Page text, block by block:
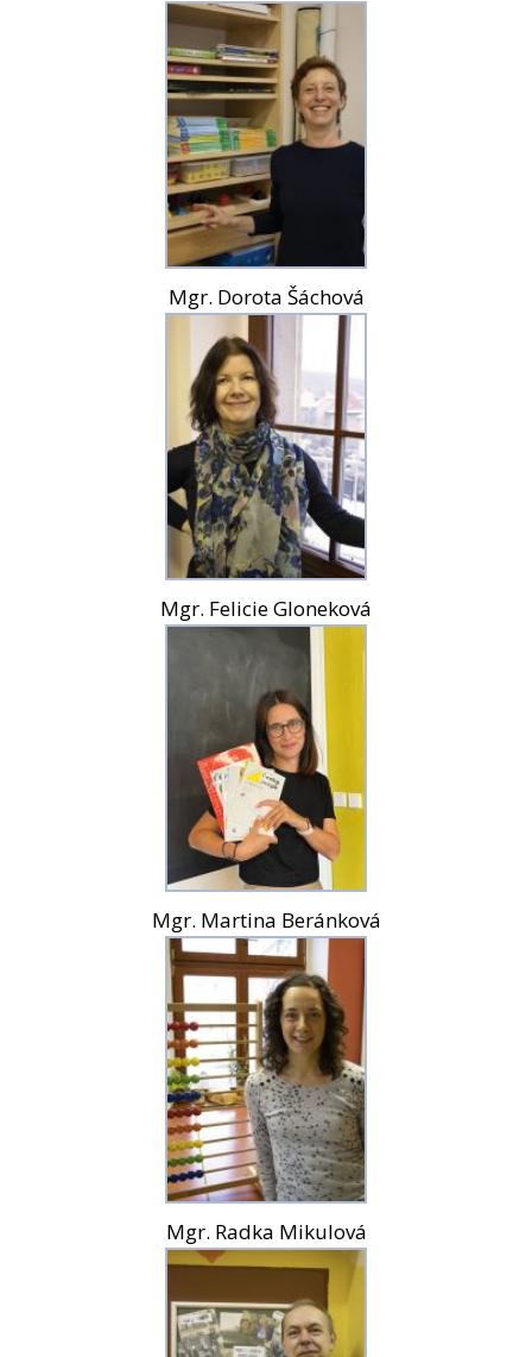
Mgr. Dorota Šáchová
Mgr. Felicie Gloneková
Mgr. Martina Beránková
Mgr. Radka Mikulová